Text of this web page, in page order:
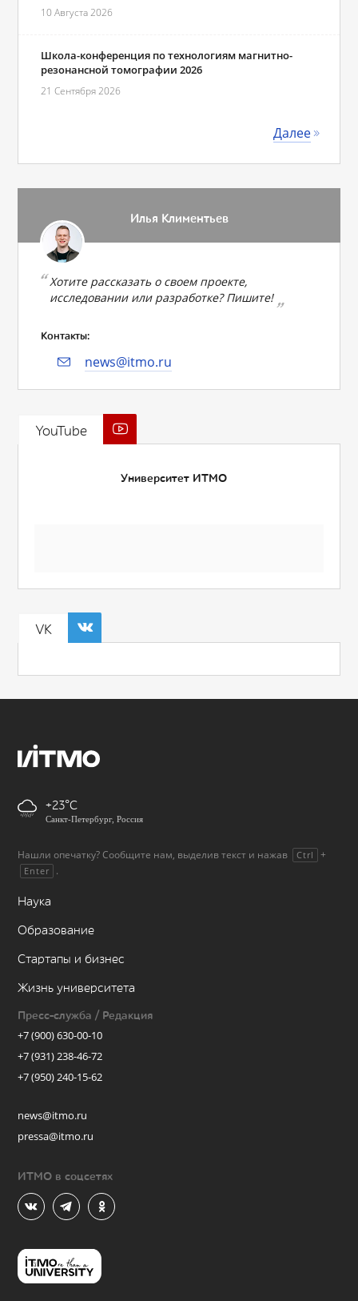
10 Августа 2026
Школа-конференция по технологиям магнитно-
резонансной томографии 2026
21 Сентября 2026
Далее
Илья Климентьев
Хотите рассказать о своем проекте,
исследовании или разработке? Пишите!
Контакты:
news@itmo.ru
YouTube
Университет ИТМО
VK
+23
Санкт-Петербург, Россия
Нашли опечатку? Сообщите нам, выделив текст и нажав Ctrl +
Enter .
Наука
Образование
Стартапы и бизнес
Жизнь университета
Пресс-служба / Редакция
+7 (900) 630-00-10
+7 (931) 238-46-72
+7 (950) 240-15-62
news@itmo.ru
pressa@itmo.ru
ИТМО в соцсетях